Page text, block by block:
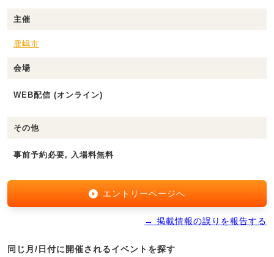
主催
鹿嶋市
会場
WEB配信 (オンライン)
その他
事前予約必要, 入場料無料
エントリーページへ
→ 掲載情報の誤りを報告する
同じ月/日付に開催されるイベントを探す